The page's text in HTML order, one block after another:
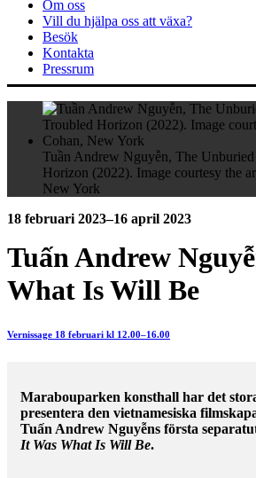
Om oss
Vill du hjälpa oss att växa?
Besök
Kontakta
Pressrum
Tuần Andrew Nguyễn, The
Horizon (2022). Image courtesy the
New York
18 februari 2023–16 april 2023
Tuấn Andrew
What Is Will Be
Vernissage 18 februari kl 12.00–16.00
Marabouparken konsthall har det
presentera den vietnamesiska
Tuấn Andrew Nguyễns första
It Was What Is Will Be.